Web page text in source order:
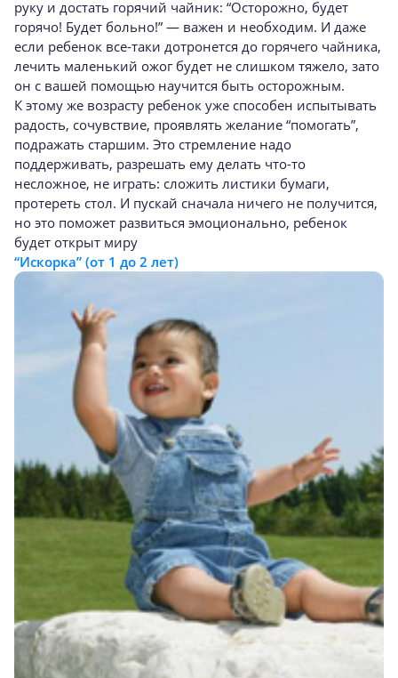
руку и достать горячий чайник: “Осторожно, будет
горячо! Будет больно!” — важен и необходим. И даже
если ребенок все-таки дотронется до горячего чайника,
лечить маленький ожог будет не слишком тяжело, зато
он с вашей помощью научится быть осторожным.
К этому же возрасту ребенок уже способен испытывать
радость, сочувствие, проявлять желание “помогать”,
подражать старшим. Это стремление надо
поддерживать, разрешать ему делать что-то
несложное, не играть: сложить листики бумаги,
протереть стол. И пускай сначала ничего не получится,
но это поможет развиться эмоционально, ребенок
будет открыт миру
“Искорка” (от 1 до 2 лет)